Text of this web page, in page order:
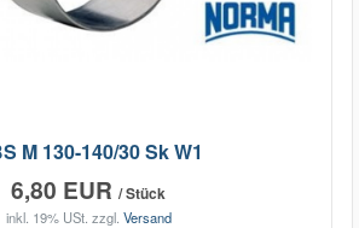
M 130-140/30 Sk W1
6,80 EUR / Stück
inkl. 19% USt. zzgl. Versand